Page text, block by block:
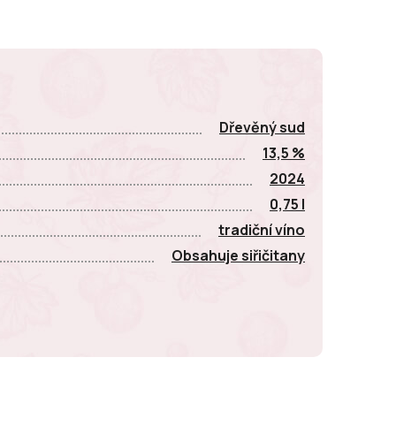
Dřevěný sud
13,5 %
2024
0,75 l
tradiční víno
Obsahuje siřičitany